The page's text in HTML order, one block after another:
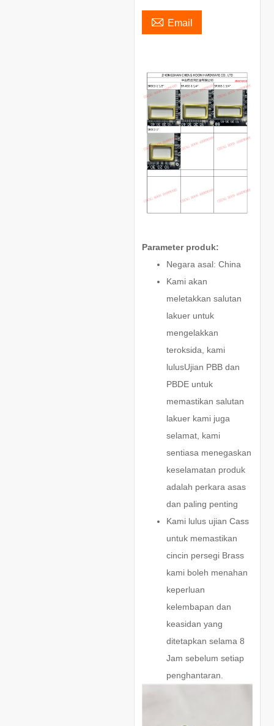
 Email
Parameter produk:
Negara asal: China
Kami akan
meletakkan salutan
lakuer untuk
mengelakkan
teroksida, kami
lulusUjian PBB dan
PBDE untuk
memastikan salutan
lakuer kami juga
selamat, kami
sentiasa menegaskan
keselamatan produk
adalah perkara asas
dan paling penting
Kami lulus ujian Cass
untuk memastikan
cincin persegi Brass
kami boleh menahan
keperluan
kelembapan dan
keasidan yang
ditetapkan selama 8
Jam sebelum setiap
penghantaran.